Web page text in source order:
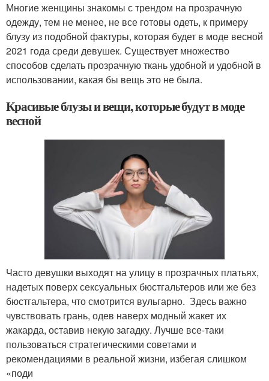
Многие женщины знакомы с трендом на прозрачную
одежду, тем не менее, не все готовы одеть, к примеру
блузу из подобной фактуры, которая будет в моде весной
2021 года среди девушек. Существует множество
способов сделать прозрачную ткань удобной и удобной в
использовании, какая бы вещь это не была.
Красивые блузы и вещи, которые будут в моде
весной
Часто девушки выходят на улицу в прозрачных платьях,
надетых поверх сексуальных бюстгальтеров или же без
бюстгальтера, что смотрится вульгарно. Здесь важно
чувствовать грань, одев наверх модный жакет их
жакарда, оставив некую загадку. Лучше все-таки
пользоваться стратегическими советами и
рекомендациями в реальной жизни, избегая слишком
«поди